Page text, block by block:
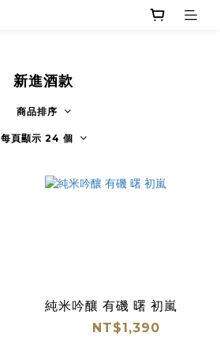
新進酒款
商品排序
每頁顯示 24 個
純米吟釀 有磯 曙 初嵐
NT$1,390